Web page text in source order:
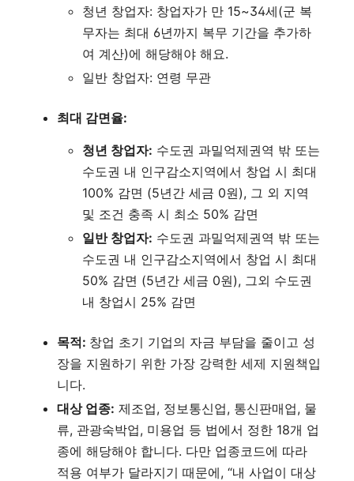
청년 창업자: 창업자가 만 15~34세(군 복
무자는 최대 6년까지 복무 기간을 추가하
여 계산)에 해당해야 해요.
일반 창업자: 연령 무관
최대 감면율:
청년 창업자: 수도권 과밀억제권역 밖 또는
수도권 내 인구감소지역에서 창업 시 최대
100% 감면 (5년간 세금 0원), 그 외 지역
및 조건 충족 시 최소 50% 감면
일반 창업자: 수도권 과밀억제권역 밖 또는
수도권 내 인구감소지역에서 창업 시 최대
50% 감면 (5년간 세금 0원), 그외 수도권
내 창업시 25% 감면
목적: 창업 초기 기업의 자금 부담을 줄이고 성
장을 지원하기 위한 가장 강력한 세제 지원책입
니다.
대상 업종: 제조업, 정보통신업, 통신판매업, 물
류, 관광숙박업, 미용업 등 법에서 정한 18개 업
종에 해당해야 합니다. 다만 업종코드에 따라
적용 여부가 달라지기 때문에, “내 사업이 대상